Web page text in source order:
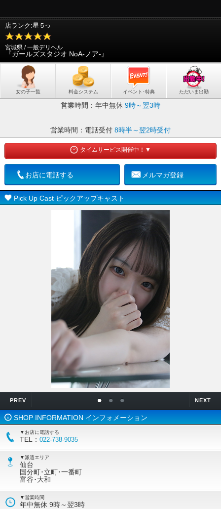
店ランク:星５ つ
宮城県 / 一般デリヘル
『ガールズスタジオ NoA-ノア-』
女の子一覧 料金システム イベント･特典 ただいま出勤
営業時間： 年中無休 9時～翌3時
営業時間： 電話受付 8時半～翌2時受付
タイムサービス開催中！▼
お店に電話する メルマガ登録
Pick Up Cast ピックアップキャスト
PREV • • • NEXT
SHOP INFORMATION インフォメーション
▼お店に電話する
TEL： 022-738-9035
▼派遣エリア
仙台
国分町･立町･一番町
富谷･大和
▼営業時間
年中無休 9時～翌3時